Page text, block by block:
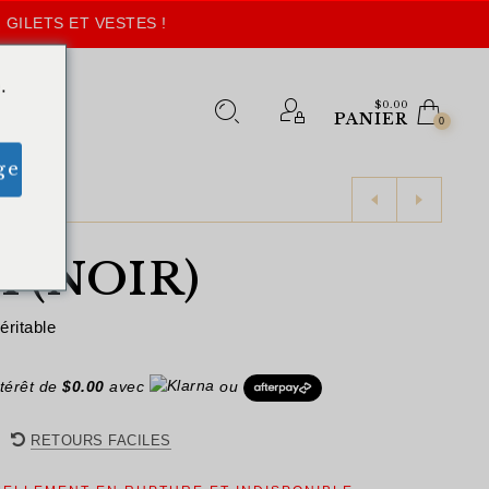
ET VESTES !
$0.00
PANIER 0
(NOIR)
de$0.00 avec ou
RETOURS FACILES